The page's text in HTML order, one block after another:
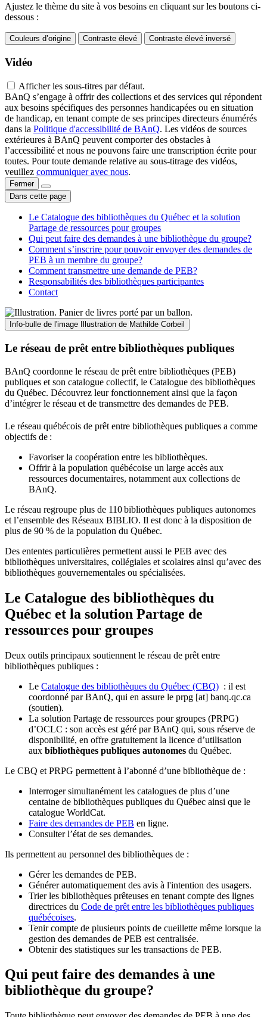
Ajustez le thème du site à vos besoins en cliquant sur les boutons ci-
dessous :
Couleurs d’origine Contraste élevé Contraste élevé inversé
Vidéo
Afficher les sous-titres par défaut.
BAnQ s’engage à offrir des collections et des services qui répondent
aux besoins spécifiques des personnes handicapées ou en situation
de handicap, en tenant compte de ses principes directeurs énumérés
dans la Politique d'accessibilité de BAnQ. Les vidéos de sources
extérieures à BAnQ peuvent comporter des obstacles à
l’accessibilité et nous ne pouvons faire une transcription écrite pour
toutes. Pour toute demande relative au sous-titrage des vidéos,
veuillez communiquer avec nous.
Fermer
Dans cette page
Le Catalogue des bibliothèques du Québec et la solution
Partage de ressources pour groupes
Qui peut faire des demandes à une bibliothèque du groupe?
Comment s’inscrire pour pouvoir envoyer des demandes de
PEB à un membre du groupe?
Comment transmettre une demande de PEB?
Responsabilités des bibliothèques participantes
Contact
Info-bulle de l'image Illustration de Mathilde Corbeil
Le réseau de prêt entre bibliothèques publiques
BAnQ coordonne le réseau de prêt entre bibliothèques (PEB)
publiques et son catalogue collectif, le Catalogue des bibliothèques
du Québec. Découvrez leur fonctionnement ainsi que la façon
d’intégrer le réseau et de transmettre des demandes de PEB.
Le réseau québécois de prêt entre bibliothèques publiques a comme
objectifs de :
Favoriser la coopération entre les bibliothèques.
Offrir à la population québécoise un large accès aux
ressources documentaires, notamment aux collections de
BAnQ.
Le réseau regroupe plus de 110bibliothèques publiques autonomes
et l’ensemble des Réseaux BIBLIO. Il est donc à la disposition de
plus de 90 % de la population du Québec.
Des ententes particulières permettent aussi le PEB avec des
bibliothèques universitaires, collégiales et scolaires ainsi qu’avec des
bibliothèques gouvernementales ou spécialisées.
Le Catalogue des bibliothèques du
Québec et la solution Partage de
ressources pour groupes
Deux outils principaux soutiennent le réseau de prêt entre
bibliothèques publiques :
Le Catalogue des bibliothèques du Québec (CBQ) : il est
coordonné par BAnQ, qui en assure le prpg [at] banq.qc.ca
(soutien).
La solution Partage de ressources pour groupes (PRPG)
d’OCLC : son accès est géré par BAnQ qui, sous réserve de
disponibilité, en offre gratuitement la licence d’utilisation
aux bibliothèques publiques autonomes du Québec.
Le CBQ et PRPG permettent à l’abonné d’une bibliothèque de :
Interroger simultanément les catalogues de plus d’une
centaine de bibliothèques publiques du Québec ainsi que le
catalogue WorldCat.
Faire des demandes de PEB en ligne.
Consulter l’état de ses demandes.
Ils permettent au personnel des bibliothèques de :
Gérer les demandes de PEB.
Générer automatiquement des avis à l'intention des usagers.
Trier les bibliothèques prêteuses en tenant compte des lignes
directrices du Code de prêt entre les bibliothèques publiques
québécoises.
Tenir compte de plusieurs points de cueillette même lorsque la
gestion des demandes de PEB est centralisée.
Obtenir des statistiques sur les transactions de PEB.
Qui peut faire des demandes à une
bibliothèque du groupe?